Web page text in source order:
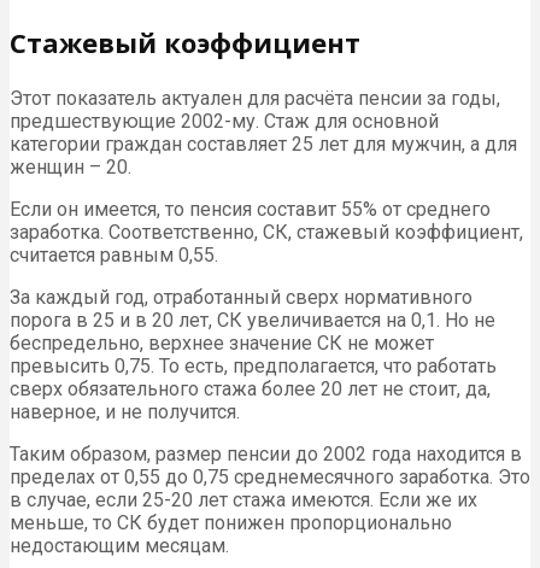
Стажевый коэффициент
Этот показатель актуален для расчёта пенсии за годы,
предшествующие 2002-му. Стаж для основной
категории граждан составляет 25 лет для мужчин, а для
женщин – 20.
Если он имеется, то пенсия составит 55% от среднего
заработка. Соответственно, СК, стажевый коэффициент,
считается равным 0,55.
За каждый год, отработанный сверх нормативного
порога в 25 и в 20 лет, СК увеличивается на 0,1. Но не
беспредельно, верхнее значение СК не может
превысить 0,75. То есть, предполагается, что работать
сверх обязательного стажа более 20 лет не стоит, да,
наверное, и не получится.
Таким образом, размер пенсии до 2002 года находится в
пределах от 0,55 до 0,75 среднемесячного заработка. Это
в случае, если 25-20 лет стажа имеются. Если же их
меньше, то СК будет понижен пропорционально
недостающим месяцам.